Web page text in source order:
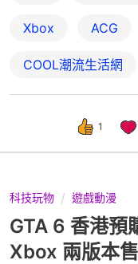
Xbox ACG
COOL潮流生活網
1
科技玩物 遊戲動漫
GTA 6 香港預
Xbox 兩版本